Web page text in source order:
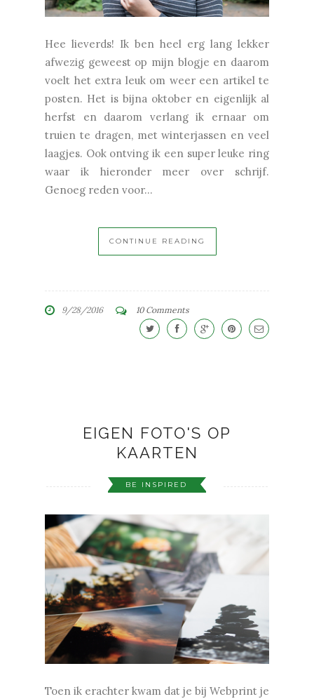
Hee lieverds! Ik ben heel erg lang lekker
afwezig geweest op mijn blogje en daarom
voelt het extra leuk om weer een artikel te
posten. Het is bijna oktober en eigenlijk al
herfst en daarom verlang ik ernaar om
truien te dragen, met winterjassen en veel
laagjes. Ook ontving ik een super leuke ring
waar ik hieronder meer over schrijf.
Genoeg reden voor...
CONTINUE READING
9/28/2016 10 Comments
EIGEN FOTO'S OP
KAARTEN
BE INSPIRED
Toen ik erachter kwam dat je bij Webprint je